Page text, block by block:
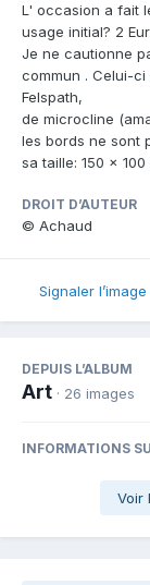
L' occasion a fait
usage initial? 2
Je ne cautionne
commun . Celui-
Felspath,
de microcline
les bords ne sont
sa taille: 150 x 100
DROIT D’AUTEUR
© Achaud
Signaler l’image
DEPUIS L’ALBUM
Art · 26 images
INFORMATIONS
Voir